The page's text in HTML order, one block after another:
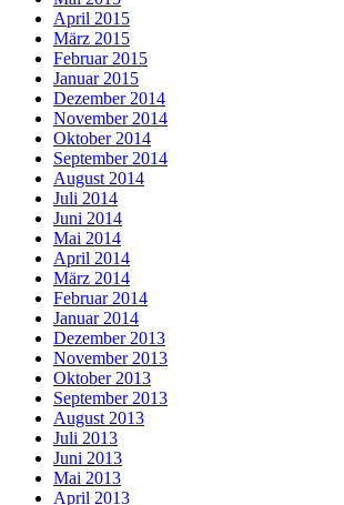
April 2015
März 2015
Februar 2015
Januar 2015
Dezember 2014
November 2014
Oktober 2014
September 2014
August 2014
Juli 2014
Juni 2014
Mai 2014
April 2014
März 2014
Februar 2014
Januar 2014
Dezember 2013
November 2013
Oktober 2013
September 2013
August 2013
Juli 2013
Juni 2013
Mai 2013
April 2013